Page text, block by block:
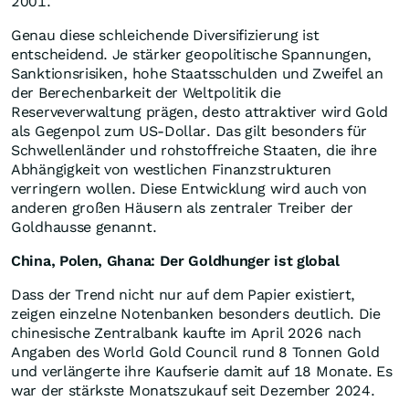
Genau diese schleichende Diversifizierung ist
entscheidend. Je stärker geopolitische Spannungen,
Sanktionsrisiken, hohe Staatsschulden und Zweifel an
der Berechenbarkeit der Weltpolitik die
Reserveverwaltung prägen, desto attraktiver wird Gold
als Gegenpol zum US-Dollar. Das gilt besonders für
Schwellenländer und rohstoffreiche Staaten, die ihre
Abhängigkeit von westlichen Finanzstrukturen
verringern wollen. Diese Entwicklung wird auch von
anderen großen Häusern als zentraler Treiber der
Goldhausse genannt.
China, Polen, Ghana: Der Goldhunger ist global
Dass der Trend nicht nur auf dem Papier existiert,
zeigen einzelne Notenbanken besonders deutlich. Die
chinesische Zentralbank kaufte im April 2026 nach
Angaben des World Gold Council rund 8 Tonnen Gold
und verlängerte ihre Kaufserie damit auf 18 Monate. Es
war der stärkste Monatszukauf seit Dezember 2024.